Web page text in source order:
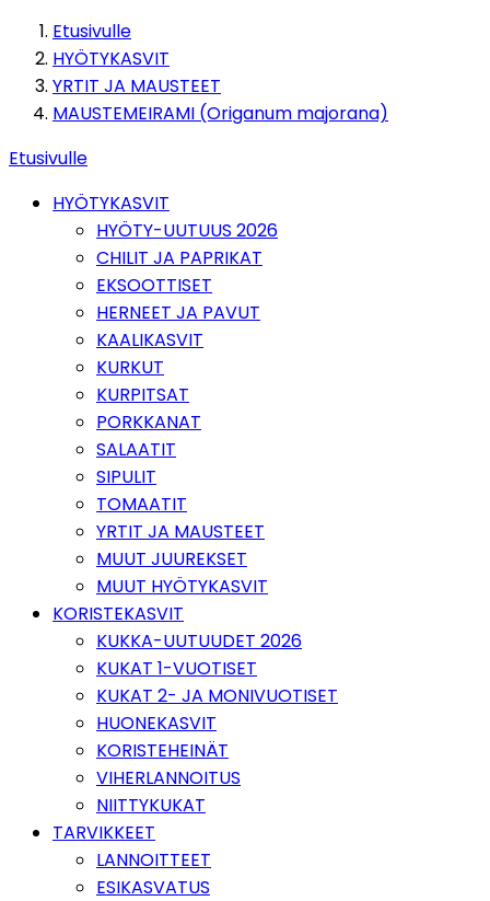
Etusivulle
HYÖTYKASVIT
YRTIT JA MAUSTEET
MAUSTEMEIRAMI (Origanum majorana)
Etusivulle
HYÖTYKASVIT
HYÖTY-UUTUUS 2026
CHILIT JA PAPRIKAT
EKSOOTTISET
HERNEET JA PAVUT
KAALIKASVIT
KURKUT
KURPITSAT
PORKKANAT
SALAATIT
SIPULIT
TOMAATIT
YRTIT JA MAUSTEET
MUUT JUUREKSET
MUUT HYÖTYKASVIT
KORISTEKASVIT
KUKKA-UUTUUDET 2026
KUKAT 1-VUOTISET
KUKAT 2- JA MONIVUOTISET
HUONEKASVIT
KORISTEHEINÄT
VIHERLANNOITUS
NIITTYKUKAT
TARVIKKEET
LANNOITTEET
ESIKASVATUS